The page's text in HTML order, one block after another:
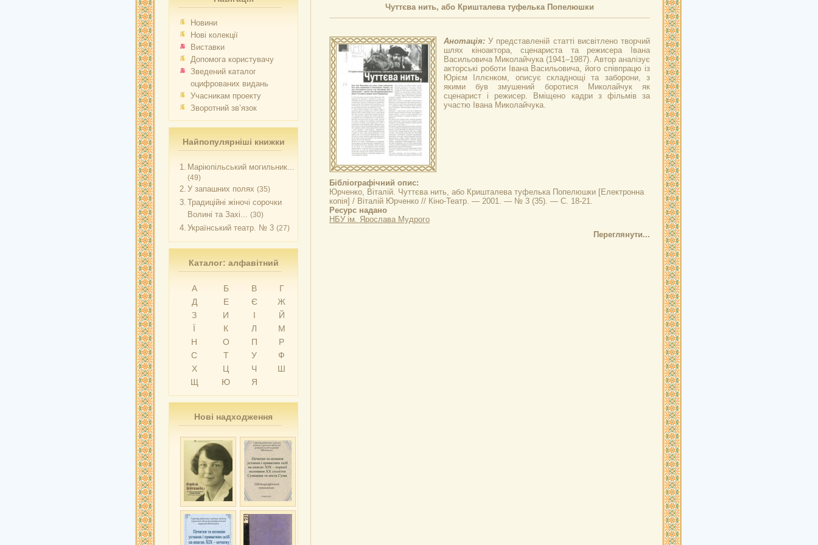
Новини
Нові колекції
Виставки
Допомога користувачу
Зведений каталог
оцифрованих видань
Учасникам проекту
Зворотний зв’язок
Найпопулярніші книжки
1. Маріюпільський могильник...
(49)
2. У запашних полях (35)
3. Традиційні жіночі сорочки
Волині та Захі... (30)
4. Український театр. № 3 (27)
Каталог: алфавітний
А Б В
Г
Д
Е Є
Ж
З
И І
Й
Ї
К Л
М
Н
О П
Р
С
Т У
Ф
Х
Ц Ч
Ш
Щ
Ю Я
Нові надходження
Чуттєва нить, або Кришталева туфелька Попелюшки
Анотація:У представленій статті висвітлено творчий
шлях кіноактора, сценариста та режисера Івана
Васильовича Миколайчука (1941–1987). Автор аналізує
акторські роботи Івана Васильовича, його співпрацю із
Юрієм Іллєнком, описує складнощі та заборони, з
якими був змушений боротися Миколайчук як
сценарист і режисер. Вміщено кадри з фільмів за
участю Івана Миколайчука.
Бібліографічний опис:
Юрченко, Віталій. Чуттєва нить, або Кришталева туфелька Попелюшки [Електронна
копія] / Віталій Юрченко // Кіно-Театр. — 2001. — № 3 (35). — С. 18-21.
Ресурс надано
НБУ ім. Ярослава Мудрого
Переглянути...